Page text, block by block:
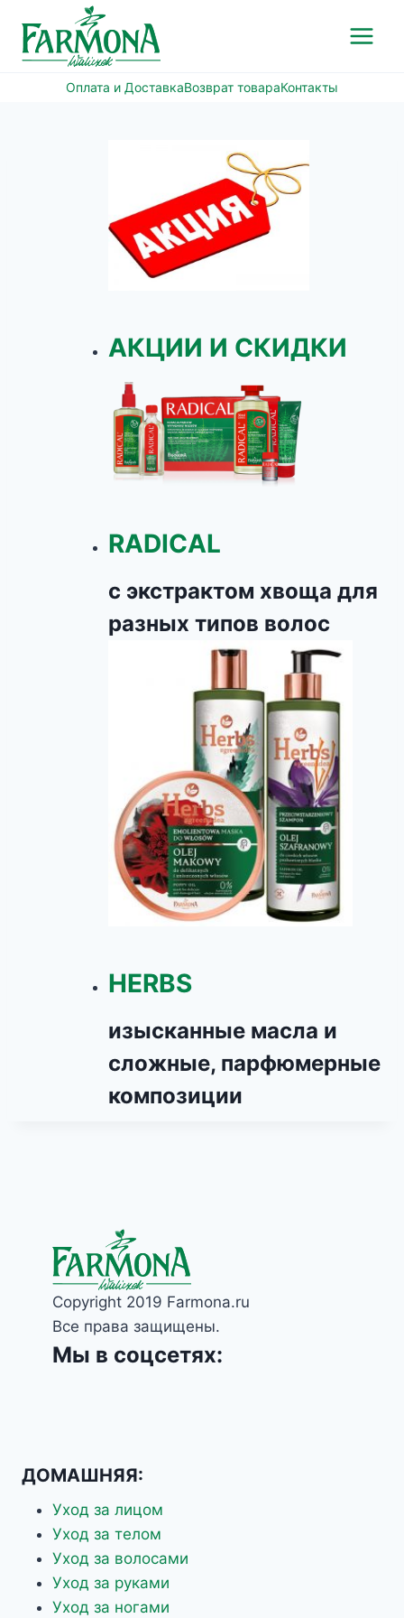
содержимому
Оплата и ДоставкаВозврат товараКонтакты
АКЦИИ И СКИДКИ
RADICAL
с экстрактом хвоща для
разных типов волос
HERBS
изысканные масла и
сложные, парфюмерные
композиции
Copyright 2019 Farmona.ru
Все права защищены.
Мы в соцсетях:
ДОМАШНЯЯ:
Уход за лицом
Уход за телом
Уход за волосами
Уход за руками
Уход за ногами